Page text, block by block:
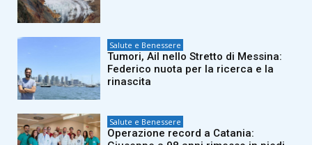
Salute e Benessere
Tumori, Ail nello Stretto di Messina:
Federico nuota per la ricerca e la
rinascita
Salute e Benessere
Operazione record a Catania: